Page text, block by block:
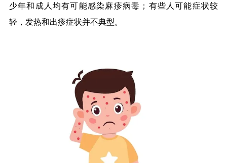
少年和成人均有可能感染麻疹病毒；有些人可能症状较
轻，发热和出疹症状并不典型。